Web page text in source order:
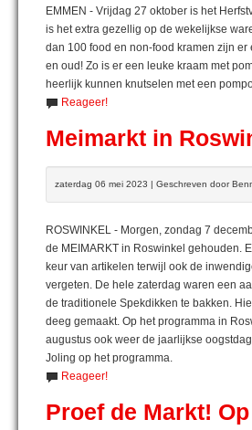
EMMEN - Vrijdag 27 oktober is het
is het extra gezellig op de wekelijkse
dan 100 food en non-food kramen zijn er
en oud! Zo is er een leuke kraam met
heerlijk kunnen knutselen met een
Reageer!
Meimarkt in
zaterdag 06 mei 2023 | Geschreven door
ROSWINKEL - Morgen, zondag 7
de MEIMARKT in Roswinkel gehouden.
keur van artikelen terwijl ook de
vergeten. De hele zaterdag waren een
de traditionele Spekdikken te bakken.
deeg gemaakt. Op het programma in
augustus ook weer de jaarlijkse
Joling op het programma.
Reageer!
Proef de Markt!